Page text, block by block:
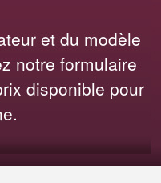
et du modèle
notre formulaire
disponible pour